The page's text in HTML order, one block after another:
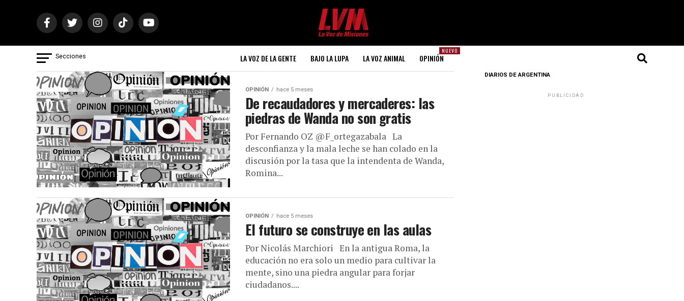
Secciones LA VOZ DE LA GENTE BAJO LA LUPA LA VOZ ANIMAL
NUEVO
OPINIÓN
OPINIÓN hace 5 meses
De recaudadores y mercaderes: las
piedras de Wanda no son gratis
Por Fernando OZ @F_ortegazabala La
desconfianza y la mala leche se han colado en la
discusión por la tasa que la intendenta de Wanda,
Romina...
OPINIÓN hace 5 meses
El futuro se construye en las aulas
Por Nicolás Marchiori En la antigua Roma, la
educación no era solo un medio para cultivar la
mente, sino una piedra angular para forjar
ciudadanos....
DIARIOS DE ARGENTINA
PUBLICIDAD